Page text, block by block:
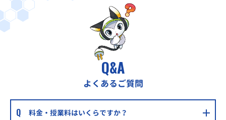
Q&A
よくあるご質問
料金・授業料はいくらですか？